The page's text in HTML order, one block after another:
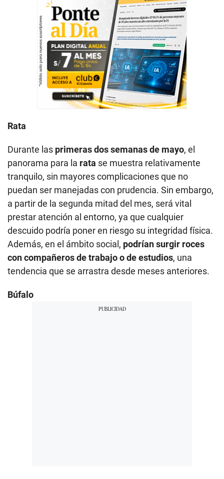
Rata
Durante las primeras dos semanas de mayo, el
panorama para la rata se muestra relativamente
tranquilo, sin mayores complicaciones que no
puedan ser manejadas con prudencia. Sin embargo,
a partir de la segunda mitad del mes, será vital
prestar atención al entorno, ya que cualquier
descuido podría poner en riesgo su integridad física.
Además, en el ámbito social, podrían surgir roces
con compañeros de trabajo o de estudios, una
tendencia que se arrastra desde meses anteriores.
Búfalo